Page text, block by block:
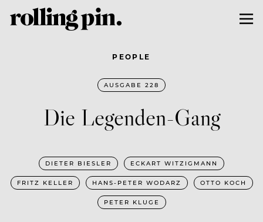
PEOPLE
AUSGABE 228
Die Legenden-Gang
DIETER BIESLER ECKART WITZIGMANN
FRITZ KELLER HANS-PETER WODARZ OTTO KOCH
PETER KLUGE